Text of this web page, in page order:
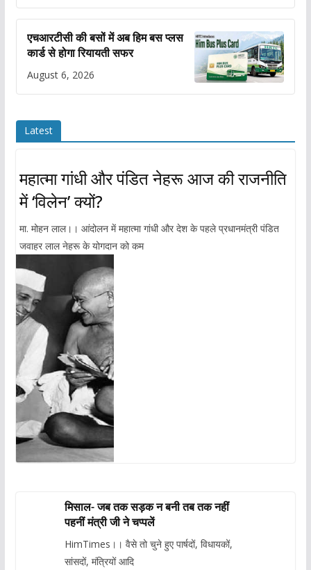
एचआरटीसी की बसों में अब हिम बस प्लस
कार्ड से होगा रियायती सफर
August 6, 2026
Latest
महात्मा गांधी और पंडित नेहरू आज की राजनीति
में ‘विलेन’ क्यों?
मा. मोहन लाल।। आंदोलन में महात्मा गांधी और देश के पहले प्रधानमंत्री पंडित
जवाहर लाल नेहरू के योगदान को कम
मिसाल- जब तक सड़क न बनी तब तक नहीं
पहनीं मंत्री जी ने चप्पलें
HimTimes।। वैसे तो चुने हुए पार्षदों, विधायकों,
सांसदों, मंत्रियों आदि